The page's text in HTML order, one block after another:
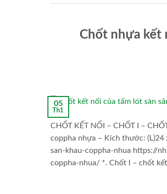
Chốt nhựa kết
05
Th1
CHỐT KẾT NỐI – CHỐT I –
coppha nhựa – Kích thước:
san-khau-coppha-nhua https://
coppha-nhua/ *. Chốt I – chốt